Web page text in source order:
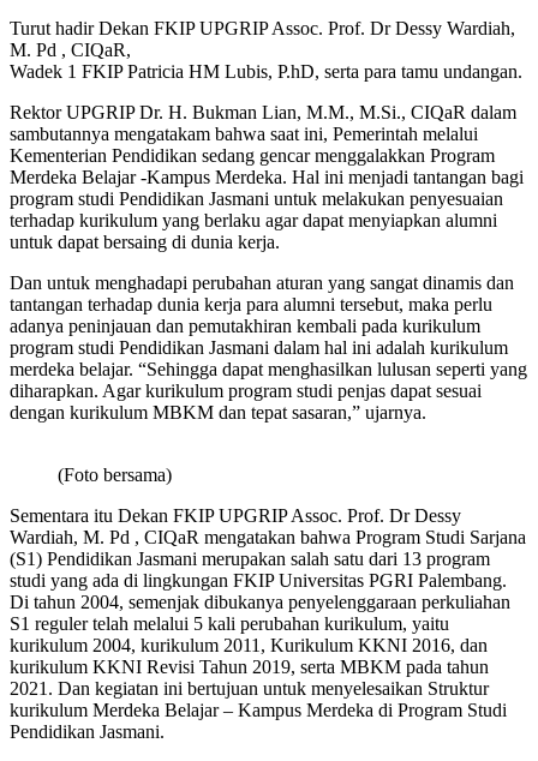
Turut hadir Dekan FKIP UPGRIP Assoc. Prof. Dr Dessy Wardiah,
M. Pd , CIQaR,
Wadek 1 FKIP Patricia HM Lubis, P.hD, serta para tamu undangan.
Rektor UPGRIP Dr. H. Bukman Lian, M.M., M.Si., CIQaR dalam
sambutannya mengatakam bahwa saat ini, Pemerintah melalui
Kementerian Pendidikan sedang gencar menggalakkan Program
Merdeka Belajar -Kampus Merdeka. Hal ini menjadi tantangan bagi
program studi Pendidikan Jasmani untuk melakukan penyesuaian
terhadap kurikulum yang berlaku agar dapat menyiapkan alumni
untuk dapat bersaing di dunia kerja.
Dan untuk menghadapi perubahan aturan yang sangat dinamis dan
tantangan terhadap dunia kerja para alumni tersebut, maka perlu
adanya peninjauan dan pemutakhiran kembali pada kurikulum
program studi Pendidikan Jasmani dalam hal ini adalah kurikulum
merdeka belajar. “Sehingga dapat menghasilkan lulusan seperti yang
diharapkan. Agar kurikulum program studi penjas dapat sesuai
dengan kurikulum MBKM dan tepat sasaran,” ujarnya.
(Foto bersama)
Sementara itu Dekan FKIP UPGRIP Assoc. Prof. Dr Dessy
Wardiah, M. Pd , CIQaR mengatakan bahwa Program Studi Sarjana
(S1) Pendidikan Jasmani merupakan salah satu dari 13 program
studi yang ada di lingkungan FKIP Universitas PGRI Palembang.
Di tahun 2004, semenjak dibukanya penyelenggaraan perkuliahan
S1 reguler telah melalui 5 kali perubahan kurikulum, yaitu
kurikulum 2004, kurikulum 2011, Kurikulum KKNI 2016, dan
kurikulum KKNI Revisi Tahun 2019, serta MBKM pada tahun
2021. Dan kegiatan ini bertujuan untuk menyelesaikan Struktur
kurikulum Merdeka Belajar – Kampus Merdeka di Program Studi
Pendidikan Jasmani.